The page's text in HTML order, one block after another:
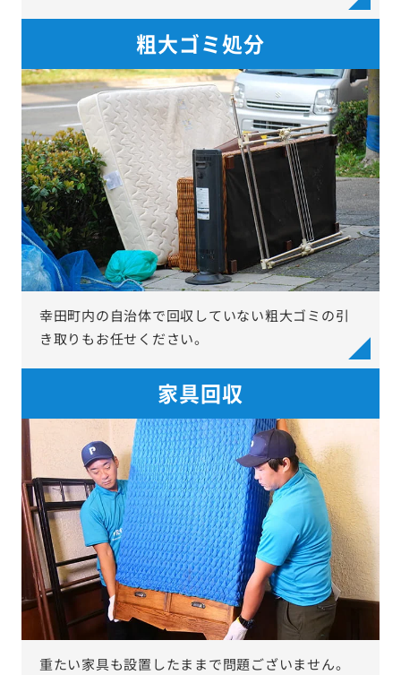
粗大ゴミ処分
幸田町内の自治体で回収していない粗大ゴミの引
き取りもお任せください。
家具回収
重たい家具も設置したままで問題ございません。